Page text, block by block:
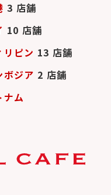
3 店舗
10 店舗
リピン 13 店舗
ボジア 2 店舗
ナム